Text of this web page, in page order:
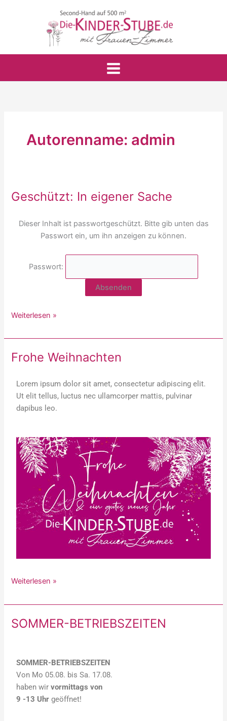
Autorenname: admin
Geschützt: In eigener Sache
Dieser Inhalt ist passwortgeschützt. Bitte gib unten das
Passwort ein, um ihn anzeigen zu können.
Passwort:
Geschützt:
eigener
Weiterlesen »
Frohe Weihnachten
Lorem ipsum dolor sit amet, consectetur adipiscing elit.
Ut elit tellus, luctus nec ullamcorper mattis, pulvinar
dapibus leo.
Frohe
Weiterlesen »
SOMMER-BETRIEBSZEITEN
SOMMER-BETRIEBSZEITEN
Von Mo 05.08. bis Sa. 17.08.
haben wirvormittags von
9 -13 Uhr geöffnet!
SOMMER-
n